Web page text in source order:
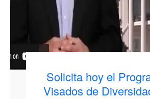
Solicita hoy el
Visados de